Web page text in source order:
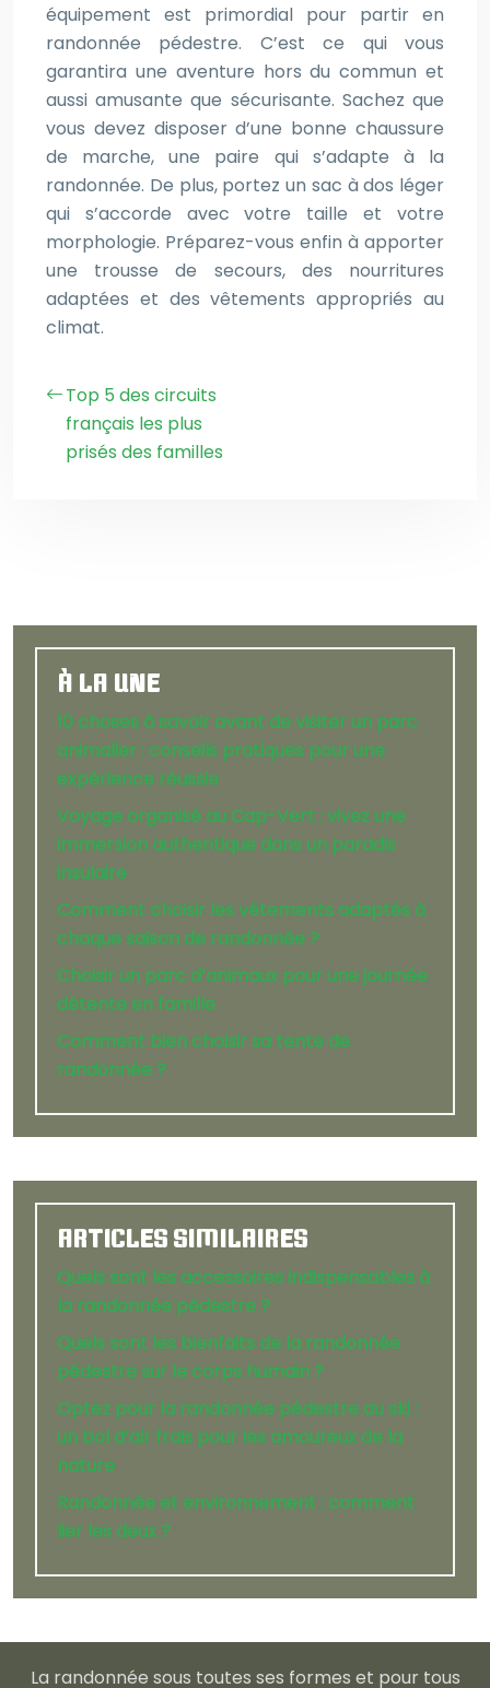
équipement est primordial pour partir en
randonnée pédestre. C’est ce qui vous
garantira une aventure hors du commun et
aussi amusante que sécurisante. Sachez que
vous devez disposer d’une bonne chaussure
de marche, une paire qui s’adapte à la
randonnée. De plus, portez un sac à dos léger
qui s’accorde avec votre taille et votre
morphologie. Préparez-vous enfin à apporter
une trousse de secours, des nourritures
adaptées et des vêtements appropriés au
climat.
Top 5 des circuits
français les plus
prisés des familles
À LA UNE
10 choses à savoir avant de visiter un parc
animalier : conseils pratiques pour une
expérience réussie
Voyage organisé au Cap-Vert : vivez une
immersion authentique dans un paradis
insulaire
Comment choisir les vêtements adaptés à
chaque saison de randonnée ?
Choisir un parc d’animaux pour une journée
détente en famille
Comment bien choisir sa tente de
randonnée ?
ARTICLES SIMILAIRES
Quels sont les accessoires indispensables à
la randonnée pédestre ?
Quels sont les bienfaits de la randonnée
pédestre sur le corps humain ?
Optez pour la randonnée pédestre au ski :
un bol d’air frais pour les amoureux de la
nature
Randonnée et environnement : comment
lier les deux ?
La randonnée sous toutes ses formes et pour tous